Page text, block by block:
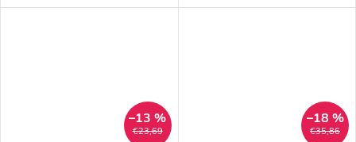
€23,69
–13 %
€35,86
–18 %